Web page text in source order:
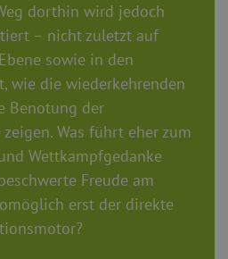
dorthin wird jedoch
– nicht zuletzt auf
sowie in den
wie die wiederkehrenden
Benotung der
Was führt eher zum
Wettkampfgedanke
Freude am
erst der direkte